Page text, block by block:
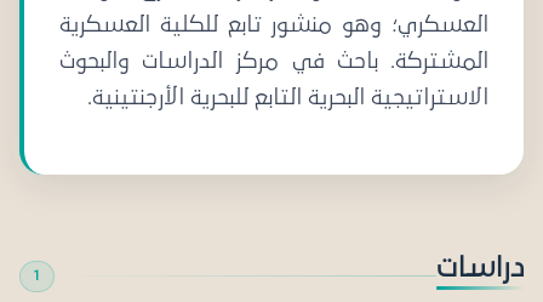
العسكري؛ وهو منشور تابع للكلية العسكرية
المشتركة. باحث في مركز الدراسات والبحوث
الاستراتيجية البحرية التابع للبحرية الأرجنتينية.
دراسات 1